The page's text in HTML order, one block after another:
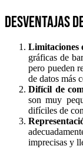
Desventajas
Limitaciones
gráficas de
pero pueden
de datos más
Difícil de
son muy
difíciles de
imprecisas y